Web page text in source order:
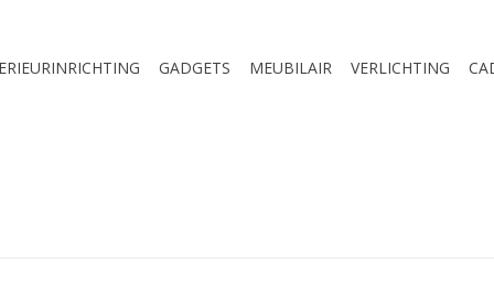
GADGETS MEUBILAIR VERLICHTING